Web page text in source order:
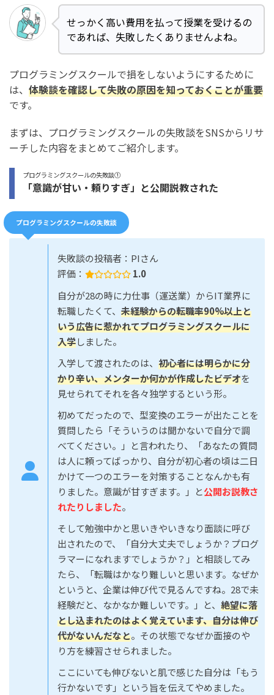
せっかく高い費用を払って授業を受けるの
であれば、失敗したくありませんよね。
プログラミングスクールで損をしないようにするために
は、 体験談を確認して失敗の原因を知っておくことが重要
です。
まずは、プログラミングスクールの失敗談をSNSからリサ
ーチした内容をまとめてご紹介します。
プログラミングスクールの失敗談①
「意識が甘い・頼りすぎ」と公開説教された
プログラミングスクールの失敗談
失敗談の投稿者：PIさん
評価：
1.0
自分が28の時に力仕事（運送業）からIT業界に
転職したくて、 未経験からの転職率90%以上と
いう広告に惹かれてプログラミングスクールに
入学しました。
入学して渡されたのは、 初心者には明らかに分
かり辛い、メンターか何かが作成したビデオを
見せられてそれを各々独学するという形。
初めてだったので、型変換のエラーが出たことを
質問したら「そういうのは聞かないで自分で調
べてください。」と言われたり、「あなたの質問
は人に頼ってばっかり、自分が初心者の頃は二日
かけて一つのエラーを対策することなんかも有
りました。意識が甘すぎます。」と公開お説教さ
れたりしました。
そして勉強中かと思いきやいきなり面談に呼び
出されたので、「自分大丈夫でしょうか？プログ
ラマーになれますでしょうか？」と相談してみ
たら、「転職はかなり難しいと思います。なぜか
というと、企業は伸び代で見るんですね。28で未
経験だと、なかなか難しいです。」と、 絶望に落
とし込まれたのはよく覚えています、自分は伸び
代がないんだなと。その状態でなぜか面接のや
り方を練習させられました。
ここにいても伸びないと肌で感じた自分は「もう
行かないです」という旨を伝えてやめました。